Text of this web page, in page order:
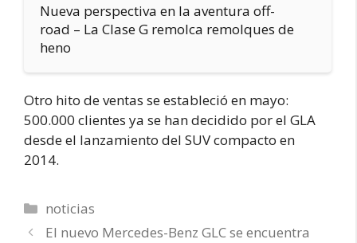
Nueva perspectiva en la aventura off-
road – La Clase G remolca remolques de
heno
Otro hito de ventas se estableció en mayo:
500.000 clientes ya se han decidido por el GLA
desde el lanzamiento del SUV compacto en
2014.
Categorías
noticias
El nuevo Mercedes-Benz GLC se encuentra